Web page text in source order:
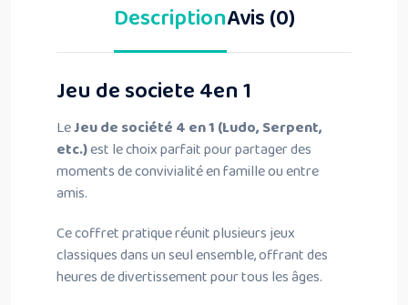
DescriptionAvis (0)
Jeu de societe 4en 1
LeJeu de société 4 en 1 (Ludo, Serpent,
etc.)est le choix parfait pour partager des
moments de convivialité en famille ou entre
amis.
Ce coffret pratique réunit plusieurs jeux
classiques dans un seul ensemble, offrant des
heures de divertissement pour tous les âges.